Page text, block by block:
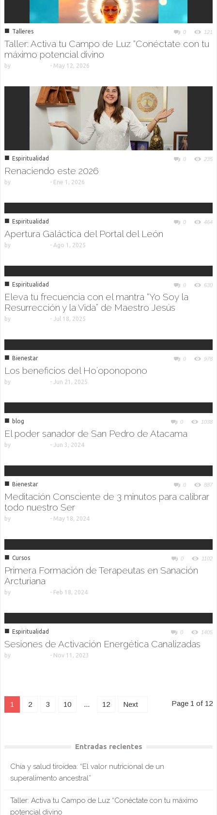
■ Talleres 0 121
Taller: Activa tu Campo de Luz “Conéctate con tu
máximo potencial divino
by - May 12, 2026
■ Espiritualidad 0 235
Renaciendo este 2026
by - Ene 1, 2026
■ Espiritualidad 0 464
Apertura Galáctica del Portal del León
by - Ago 1, 2025
■ Espiritualidad 0 630
Eleva tu frecuencia con el mantra “Yo Soy la
Resurrección y la Vida” de Maestro Jesús
by - Jul 18, 2025
■ Bienestar 0 978
Los beneficios del Hoʻoponopono
by - Jun 21, 2025
■ blog 0 1038
El poder sanador de San Pedro de Atacama
by - Jun 3, 2024
■ Bienestar 0 887
Meditación Consciente de 3 minutos para calibrar
todo nuestro Ser
by - May 18, 2024
■ Cursos 0 1102
Primera Formación de Terapeutas en Sanación
Arcturiana
by - Feb 18, 2024
■ Espiritualidad 0 1405
Sesiones de Activación Energética Canalizadas
by - Nov 11, 2023
1 2 3 10 ... 12 Next Page 1 of 12
Entradas recientes
Chía y salud tiroidea: “El valor nutricional de un
superalimento ancestral”
Taller: Activa tu Campo de Luz “Conéctate con tu máximo
potencial divino